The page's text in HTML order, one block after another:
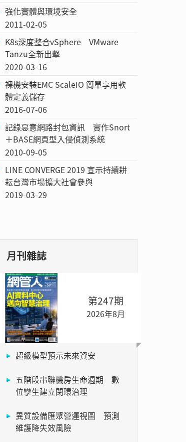
強化實體與環境安全
2011-02-05
K8s深度整合vSphere VMware
Tanzu全新出擊
2020-03-16
裸機安裝EMC ScaleIO 簡單享用軟
體定義儲存
2016-07-06
記錄惡意網路封包資訊 實作Snort
＋BASE網頁型入侵偵測系統
2010-09-05
LINE CONVERGE 2019 宣示持續耕
耘台灣市場擴大社會參與
2019-03-29
月刊雜誌
第247期
2026年8月
超級模型預示未來資安
五階段串聯機房生命週期 數
位孿生建立閉環治理
異質設備匯聚營運視圖 預測
維護降失效風險